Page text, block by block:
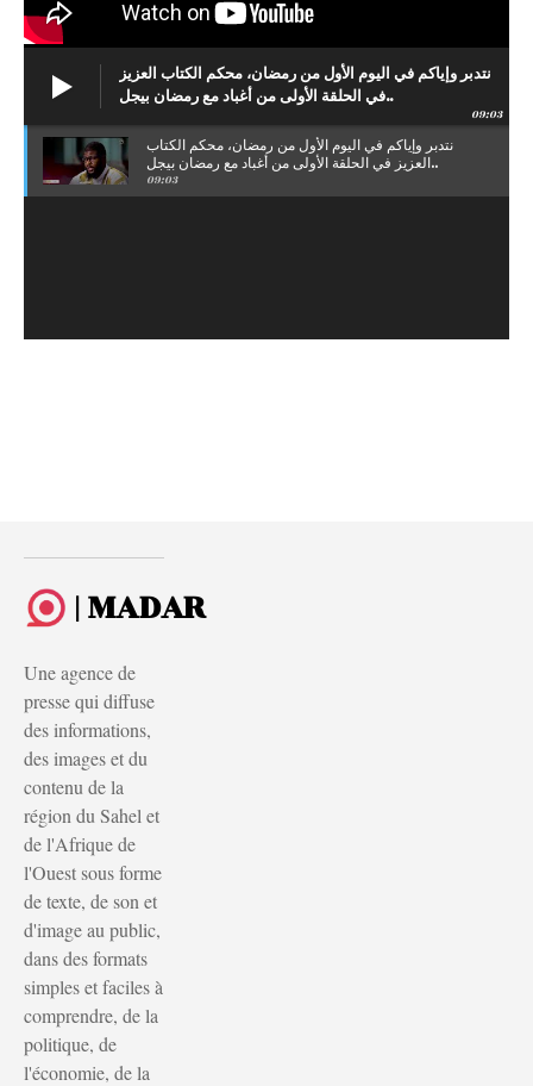
نتدبر وإياكم في اليوم الأول من رمضان، محكم الكتاب العزيز
في الحلقة الأولى من أغباد مع رمضان بيجل..
09:03
نتدبر وإياكم في اليوم الأول من رمضان، محكم الكتاب
العزيز في الحلقة الأولى من أغباد مع رمضان بيجل..
09:03
| MADAR
Une agence de
presse qui diffuse
des informations,
des images et du
contenu de la
région du Sahel et
de l'Afrique de
l'Ouest sous forme
de texte, de son et
d'image au public,
dans des formats
simples et faciles à
comprendre, de la
politique, de
l'économie, de la